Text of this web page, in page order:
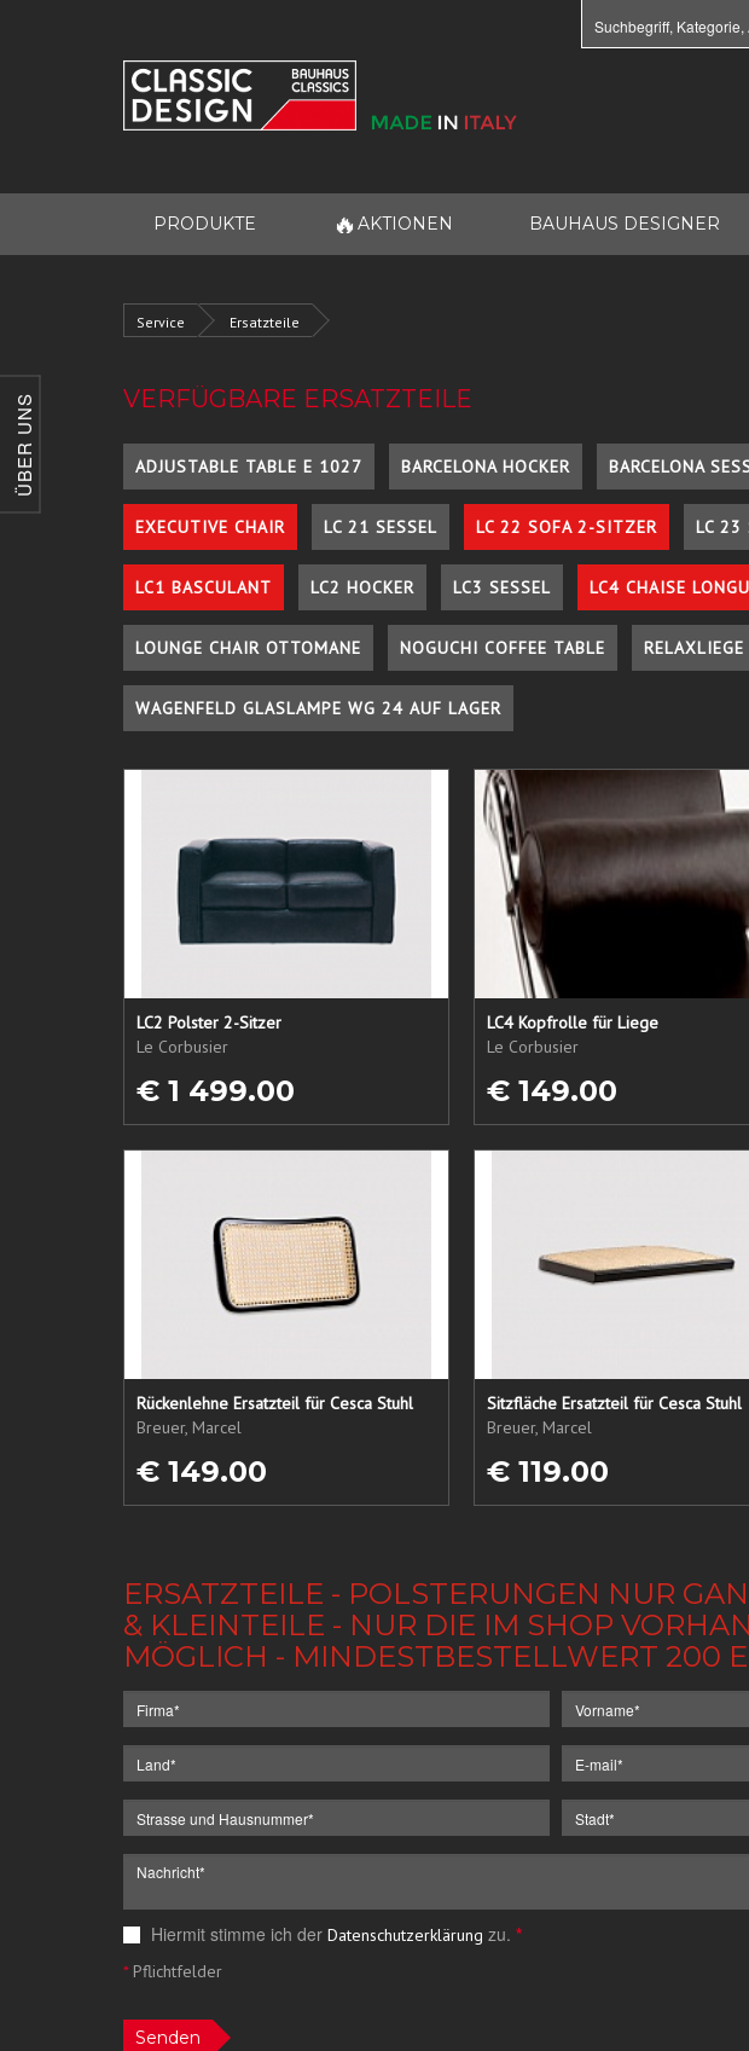
ÜBER UNS
PRODUKTE 🔥 AKTIONEN BAUHAUS DESIGNER
Service Ersatzteile
VERFÜGBARE ERSATZTEILE
ADJUSTABLE TABLE E 1027 BARCELONA HOCKER BARCELONA
EXECUTIVE CHAIR LC 21 SESSEL LC 22 SOFA 2-SITZER LC 23
LC1 BASCULANT LC2 HOCKER LC3 SESSEL LC4 CHAISE
LOUNGE CHAIR OTTOMANE NOGUCHI COFFEE TABLE
WAGENFELD GLASLAMPE WG 24 AUF LAGER
LC2 Polster 2-Sitzer
Le Corbusier
€ 1 499.00
LC4 Kopfrolle für Liege
Le Corbusier
€ 149.00
Rückenlehne Ersatzteil für Cesca Stuhl
Breuer, Marcel
€ 149.00
Sitzfläche Ersatzteil für Cesca Stuhl
Breuer, Marcel
€ 119.00
ERSATZTEILE - POLSTERUNGEN NUR
& KLEINTEILE - NUR DIE IM SHOP
MÖGLICH - MINDESTBESTELLWERT 200
Hiermit stimme ich der Datenschutzerklärung zu. *
*Pflichtfelder
Senden